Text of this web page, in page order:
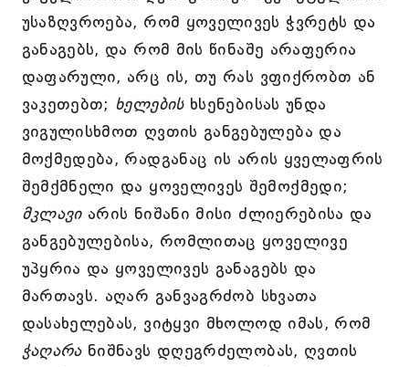
უსაზღვროება, რომ ყოველივეს ჭვრეტს და
განაგებს, და რომ მის წინაშე არაფერია
დაფარული, არც ის, თუ რას ვფიქრობთ ან
ვაკეთებთ; ხელებისხსენებისას უნდა
ვიგულისხმოთ ღვთის განგებულება და
მოქმედება, რადგანაც ის არის ყველაფრის
შემქმნელი და ყოველივეს შემოქმედი;
მკლავი არის ნიშანი მისი ძლიერებისა და
განგებულებისა, რომლითაც ყოველივე
უპყრია და ყოველივეს განაგებს და
მართავს. აღარ განვაგრძობ სხვათა
დასახელებას, ვიტყვი მხოლოდ იმას, რომ
ჭაღარანიშნავს დღეგრძელობას, ღვთის